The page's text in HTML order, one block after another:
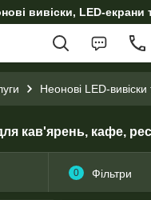
вивіски, LED-екрани
Неонові LED-
кав'ярень, кафе,
0 Фільтри